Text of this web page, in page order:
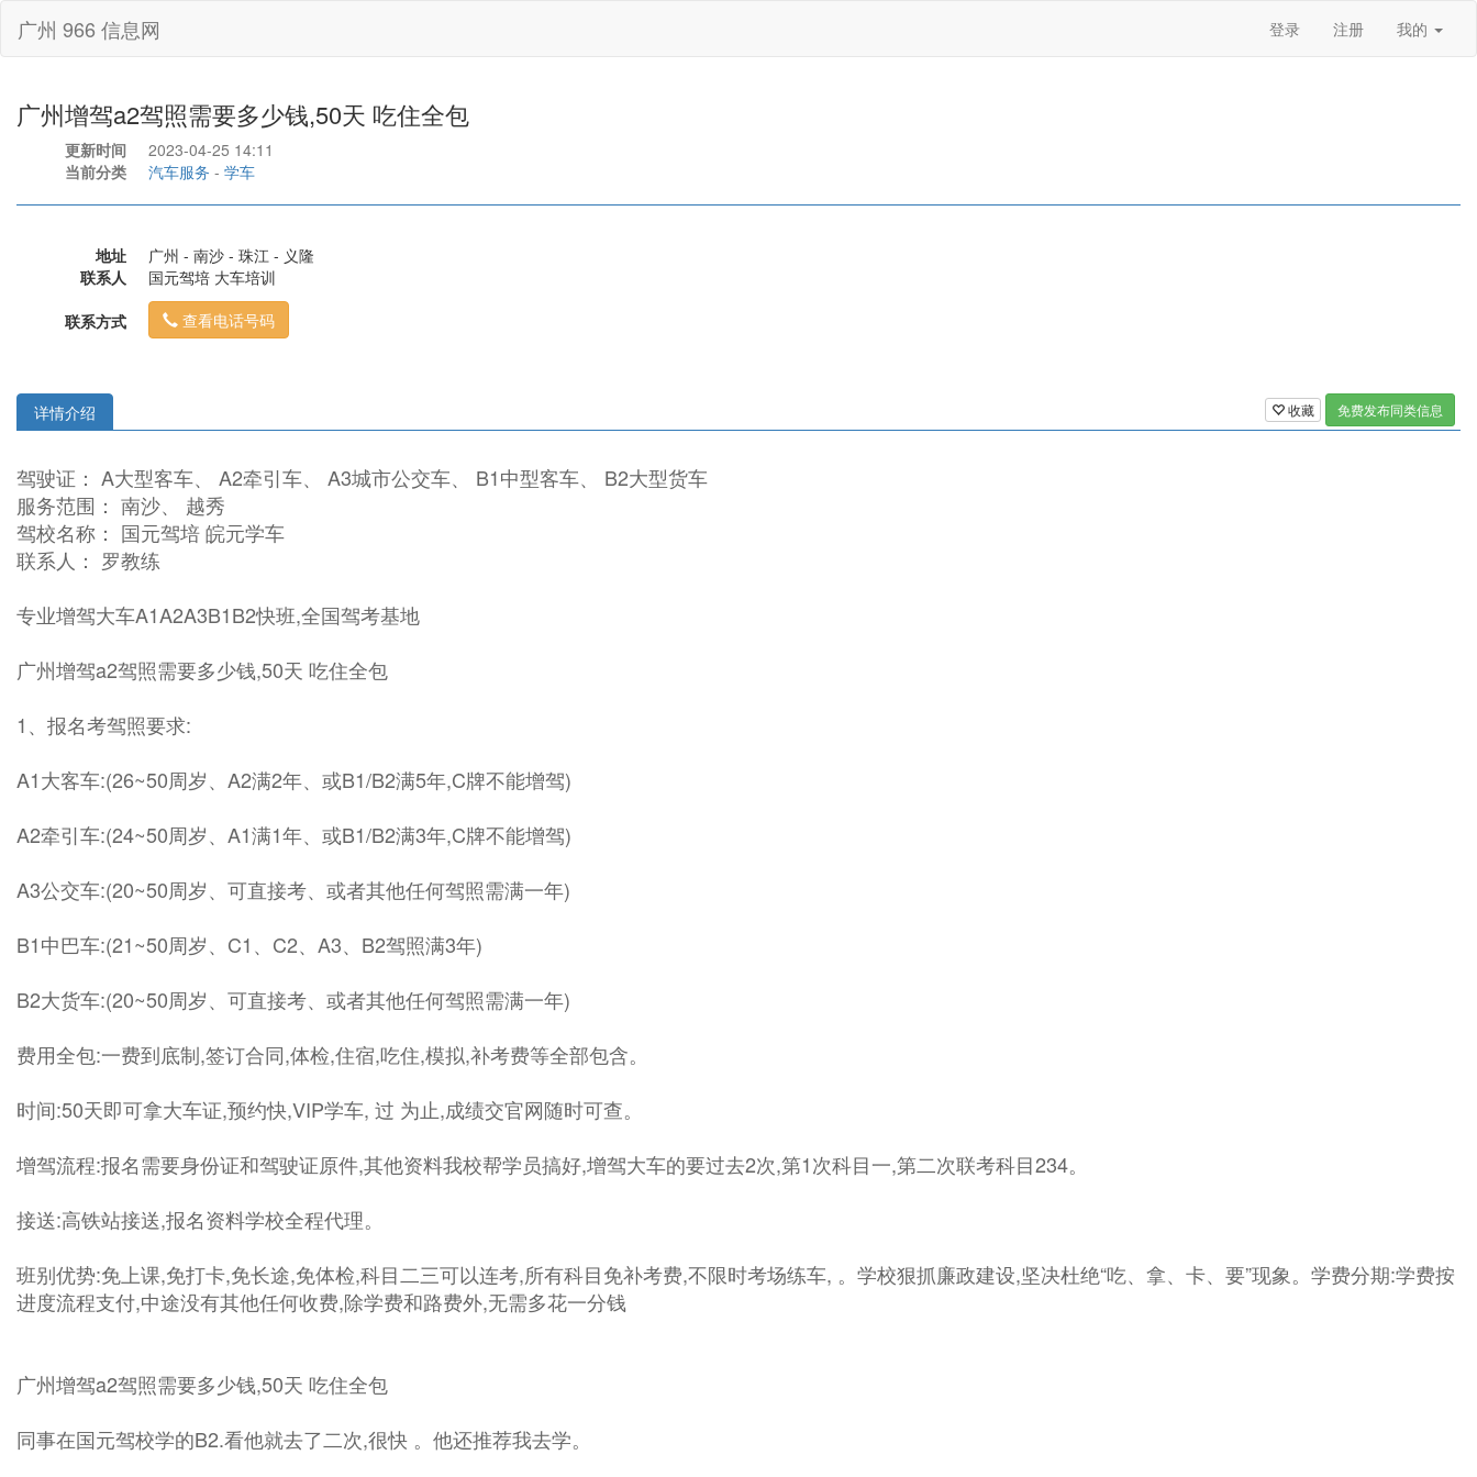
广州 966 信息网 登录 注册 我的
广州增驾a2驾照需要多少钱,50天 吃住全包
更新时间
2023-04-25 14:11
当前分类
汽车服务 - 学车
地址
广州 - 南沙 - 珠江 - 义隆
联系人
国元驾培 大车培训
联系方式
查看电话号码
收藏 免费发布同类信息
详情介绍
驾驶证： A大型客车、 A2牵引车、 A3城市公交车、 B1中型客车、 B2大型货车
服务范围： 南沙、 越秀
驾校名称： 国元驾培 皖元学车
联系人： 罗教练
专业增驾大车A1A2A3B1B2快班,全国驾考基地
广州增驾a2驾照需要多少钱,50天 吃住全包
1、报名考驾照要求:
A1大客车:(26~50周岁、A2满2年、或B1/B2满5年,C牌不能增驾)
A2牵引车:(24~50周岁、A1满1年、或B1/B2满3年,C牌不能增驾)
A3公交车:(20~50周岁、可直接考、或者其他任何驾照需满一年)
B1中巴车:(21~50周岁、C1、C2、A3、B2驾照满3年)
B2大货车:(20~50周岁、可直接考、或者其他任何驾照需满一年)
费用全包:一费到底制,签订合同,体检,住宿,吃住,模拟,补考费等全部包含。
时间:50天即可拿大车证,预约快,VIP学车, 过 为止,成绩交官网随时可查。
增驾流程:报名需要身份证和驾驶证原件,其他资料我校帮学员搞好,增驾大车的要过去2次,第1次科目一,第二次联考科目234。
接送:高铁站接送,报名资料学校全程代理。
班别优势:免上课,免打卡,免长途,免体检,科目二三可以连考,所有科目免补考费,不限时考场练车, 。学校狠抓廉政建设,坚决杜绝“吃、拿、卡、要”现象。学费分期:学费按
进度流程支付,中途没有其他任何收费,除学费和路费外,无需多花一分钱
广州增驾a2驾照需要多少钱,50天 吃住全包
同事在国元驾校学的B2.看他就去了二次,很快 。他还推荐我去学。